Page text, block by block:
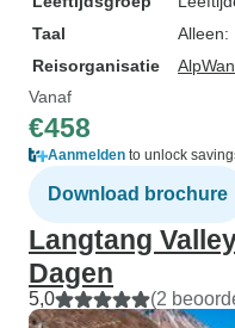
Taal
Alleen:
Reisorganisatie
Vanaf
€458
Aanmelden to unlock
Download brochure
Langtang
Dagen
5,0 (2